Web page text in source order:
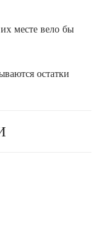
месте вело бы
остатки